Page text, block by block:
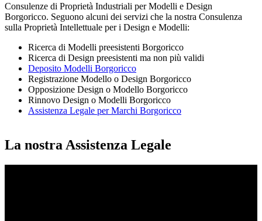
Consulenze di Proprietà Industriali per Modelli e Design
Borgoricco. Seguono alcuni dei servizi che la nostra Consulenza
sulla Proprietà Intellettuale per i Design e Modelli:
Ricerca di Modelli preesistenti Borgoricco
Ricerca di Design preesistenti ma non più validi
Deposito Modelli Borgoricco
Registrazione Modello o Design Borgoricco
Opposizione Design o Modello Borgoricco
Rinnovo Design o Modelli Borgoricco
Assistenza Legale per Marchi Borgoricco
La nostra Assistenza Legale